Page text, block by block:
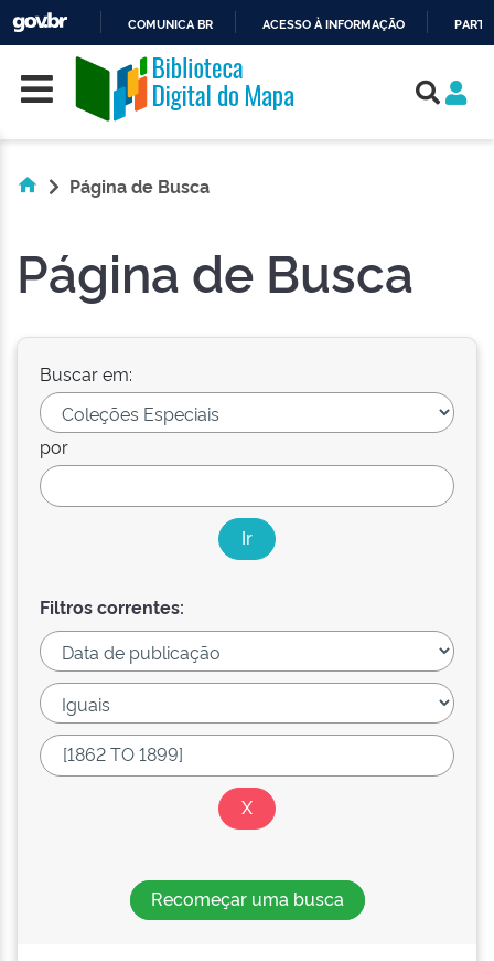
O
CONTEÚDO
COMUNICA BR ACESSO À INFORMAÇÃO
Skip navigation
Página de Busca
Página de Busca
Buscar em:
por
Filtros correntes:
Recomeçar uma busca